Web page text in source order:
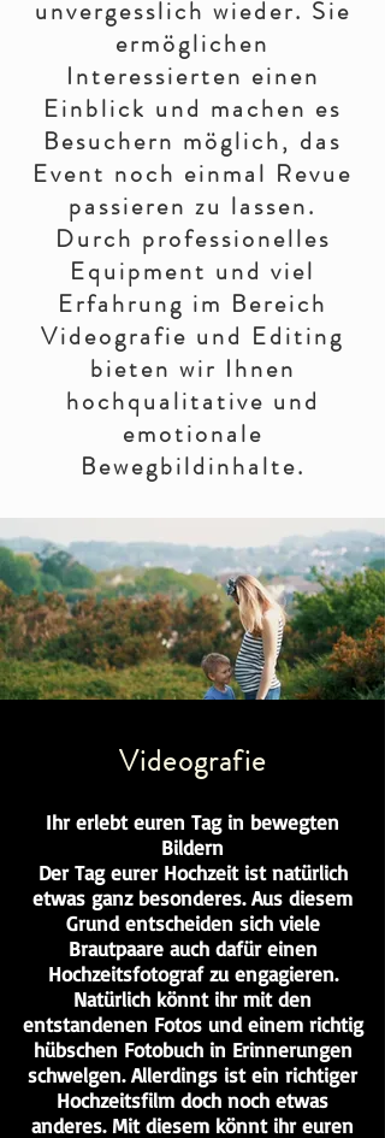
unvergesslich wieder. Sie
ermöglichen
Interessierten einen
Einblick und machen es
Besuchern möglich, das
Event noch einmal Revue
passieren zu lassen.
Durch professionelles
Equipment und viel
Erfahrung im Bereich
Videografie und Editing
bieten wir Ihnen
hochqualitative und
emotionale
Bewegbildinhalte.
Videografie
Ihr erlebt euren Tag in bewegten
Bildern
Der Tag eurer Hochzeit ist natürlich
etwas ganz besonderes. Aus diesem
Grund entscheiden sich viele
Brautpaare auch dafür einen
Hochzeitsfotograf zu engagieren.
Natürlich könnt ihr mit den
entstandenen Fotos und einem richtig
hübschen Fotobuch in Erinnerungen
schwelgen. Allerdings ist ein richtiger
Hochzeitsfilm doch noch etwas
anderes. Mit diesem könnt ihr euren